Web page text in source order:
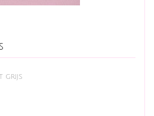
grijs